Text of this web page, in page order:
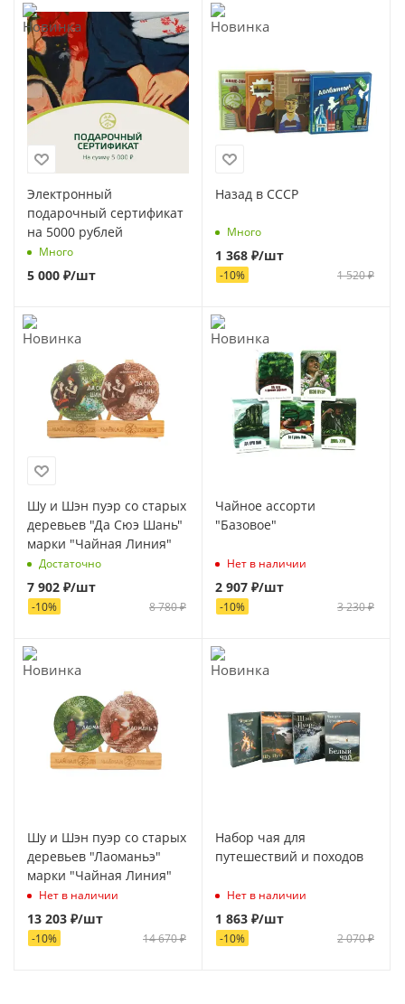
Электронный
подарочный сертификат
на 5000 рублей
Много
5 000 ₽/шт
Назад в СССР
Много
1 368 ₽/шт
1 520₽
-10%
Шу и Шэн пуэр со старых
деревьев "Да Сюэ Шань"
марки "Чайная Линия"
Достаточно
7 902 ₽/шт
8 780₽
-10%
Чайное ассорти
"Базовое"
Нет в наличии
2 907 ₽/шт
3 230₽
-10%
Шу и Шэн пуэр со старых
деревьев "Лаоманьэ"
марки "Чайная Линия"
Нет в наличии
13 203 ₽/шт
14 670₽
-10%
Набор чая для
путешествий и походов
Нет в наличии
1 863 ₽/шт
2 070₽
-10%